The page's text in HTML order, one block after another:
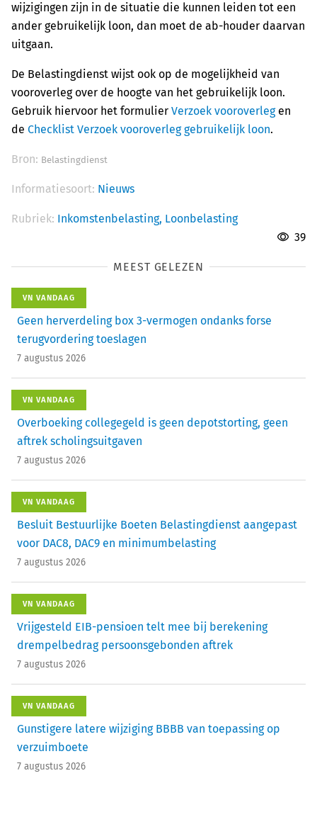
wijzigingen zijn in de situatie die kunnen leiden tot een
ander gebruikelijk loon, dan moet de ab-houder daarvan
uitgaan.
De Belastingdienst wijst ook op de mogelijkheid van
vooroverleg over de hoogte van het gebruikelijk loon.
Gebruik hiervoor het formulier Verzoek vooroverlegen
de Checklist Verzoek vooroverleg gebruikelijk loon.
Bron: Belastingdienst
Informatiesoort: Nieuws
Rubriek: Inkomstenbelasting, Loonbelasting
39
MEEST GELEZEN
VN VANDAAG
Geen herverdeling box 3-vermogen ondanks forse
terugvordering toeslagen
7 augustus 2026
VN VANDAAG
Overboeking collegegeld is geen depotstorting, geen
aftrek scholingsuitgaven
7 augustus 2026
VN VANDAAG
Besluit Bestuurlijke Boeten Belastingdienst aangepast
voor DAC8, DAC9 en minimumbelasting
7 augustus 2026
VN VANDAAG
Vrijgesteld EIB-pensioen telt mee bij berekening
drempelbedrag persoonsgebonden aftrek
7 augustus 2026
VN VANDAAG
Gunstigere latere wijziging BBBB van toepassing op
verzuimboete
7 augustus 2026